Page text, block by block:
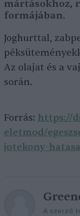
mártásokhoz,
formájában.
Joghurttal,
Az olajat és a
során.
Forrás: https://
eletmod/
jotekony-
A szerző